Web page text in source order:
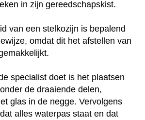
in zijn gereedschapskist.
van een stelkozijn is bepalend
omdat dit het afstellen van
specialist doet is het plaatsen
de draaiende delen,
glas in de negge. Vervolgens
alles waterpas staat en dat